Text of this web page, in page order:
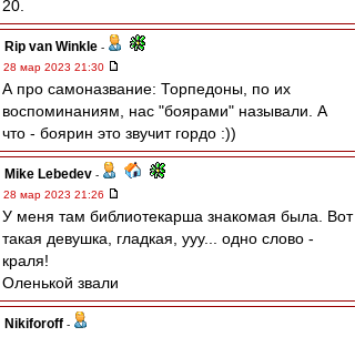
20.
Rip van Winkle -
28 мар 2023 21:30
А про самоназвание: Торпедоны, по их
воспоминаниям, нас "боярами" называли. А
что - боярин это звучит гордо :))
Mike Lebedev -
28 мар 2023 21:26
У меня там библиотекарша знакомая была. Вот
такая девушка, гладкая, ууу... одно слово -
краля!
Оленькой звали
Nikiforoff -